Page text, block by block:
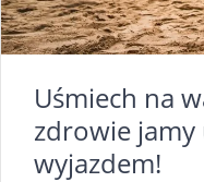
Uśmiech na
zdrowie
wyjazdem!